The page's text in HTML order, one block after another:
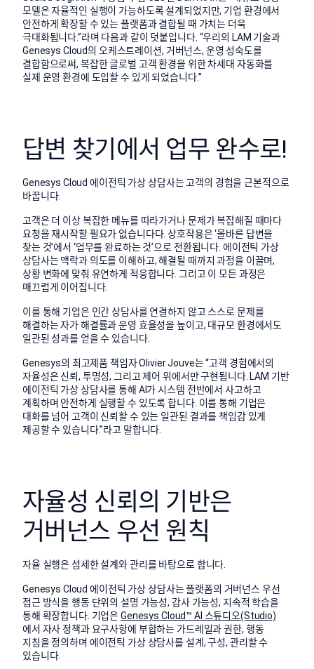
모델은 자율적인 실행이 가능하도록 설계되었지만, 기업 환경에서
안전하게 확장할 수 있는 플랫폼과 결합될 때 가치는 더욱
극대화됩니다.”라며 다음과 같이 덧붙입니다. “우리의 LAM 기술과
Genesys Cloud의 오케스트레이션, 거버넌스, 운영 성숙도를
결합함으로써, 복잡한 글로벌 고객 환경을 위한 차세대 자동화를
실제 운영 환경에 도입할 수 있게 되었습니다.”
답변 찾기에서 업무 완수로!
Genesys Cloud 에이전틱 가상 상담사는 고객의 경험을 근본적으로
바꿉니다.
고객은 더 이상 복잡한 메뉴를 따라가거나 문제가 복잡해질 때마다
요청을 재시작할 필요가 없습니다다. 상호작용은 ‘올바른 답변을
찾는 것’에서 ‘업무를 완료하는 것’으로 전환됩니다. 에이전틱 가상
상담사는 맥락과 의도를 이해하고, 해결될 때까지 과정을 이끌며,
상황 변화에 맞춰 유연하게 적응합니다. 그리고 이 모든 과정은
매끄럽게 이어집니다.
이를 통해 기업은 인간 상담사를 연결하지 않고 스스로 문제를
해결하는 자가 해결률과 운영 효율성을 높이고, 대규모 환경에서도
일관된 성과를 얻을 수 있습니다.
Genesys의 최고제품 책임자 Olivier Jouve는 “고객 경험에서의
자율성은 신뢰, 투명성, 그리고 제어 위에서만 구현됩니다. LAM 기반
에이전틱 가상 상담사를 통해 AI가 시스템 전반에서 사고하고
계획하며 안전하게 실행할 수 있도록 합니다. 이를 통해 기업은
대화를 넘어 고객이 신뢰할 수 있는 일관된 결과를 책임감 있게
제공할 수 있습니다.”라고 말합니다.
자율성 신뢰의 기반은
거버넌스 우선 원칙
자율 실행은 섬세한 설계와 관리를 바탕으로 합니다.
Genesys Cloud 에이전틱 가상 상담사는 플랫폼의 거버넌스 우선
접근 방식을 행동 단위의 설명 가능성, 감사 가능성, 지속적 학습을
통해 확장합니다. 기업은Genesys Cloud™ AI 스튜디오(Studio)
에서 자사 정책과 요구사항에 부합하는 가드레일과 권한, 행동
지침을 정의하며 에이전틱 가상 상담사를 설계, 구성, 관리할 수
있습니다.